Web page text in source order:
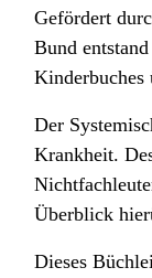
Gefördert
Bund
Kinderbuches
Der
Krankheit.
Überblick
Dieses